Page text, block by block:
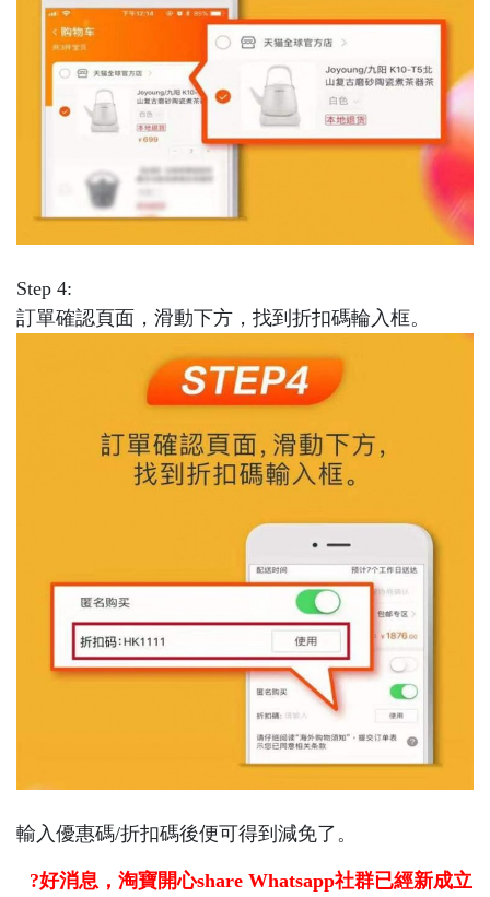
Step 4:
訂單確認頁面，滑動下方，找到折扣碼輪入框。
輸入優惠碼/折扣碼後便可得到減免了。
?好消息，淘寶開心share Whatsapp社群已經新成立